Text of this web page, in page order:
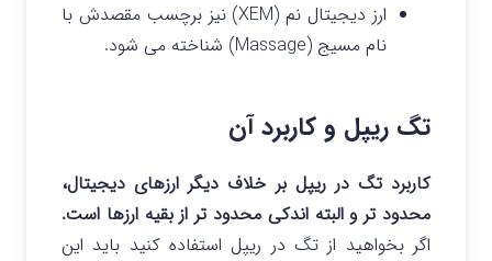
ارز دیجیتال نم (XEM) نیز برچسب مقصدش با
نام مسیج (Massage) شناخته می شود.
تگ ریپل و کاربرد آن
کاربرد تگ در ریپل بر خلاف دیگر ارزهای دیجیتال،
محدود تر و البته اندکی محدود تر از بقیه ارزها است.
اگر بخواهید از تگ در ریپل استفاده کنید باید این